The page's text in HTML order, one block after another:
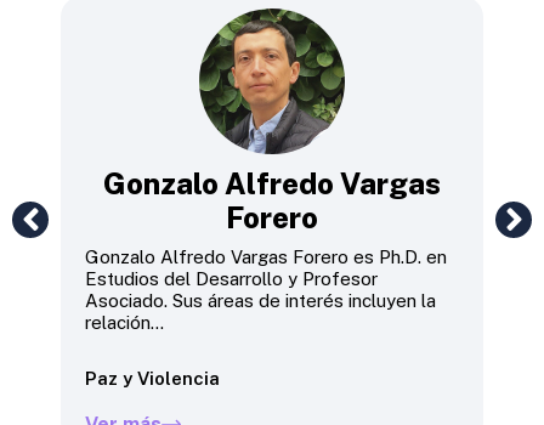
Gonzalo Alfredo Vargas
Forero
Gonzalo Alfredo Vargas Forero es Ph.D. en
Estudios del Desarrollo y Profesor
Asociado. Sus áreas de interés incluyen la
relación...
Paz y Violencia